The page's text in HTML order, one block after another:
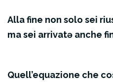
Alla fine non solo sei
ma sei arrivatə anche
Quell’equazione che